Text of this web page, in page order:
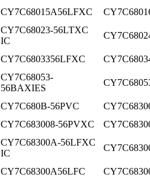
CY7C68015A56LFXC
CY7C68023-56LTXC
IC
CY7C6803356LFXC
CY7C68053-
56BAXIES
CY7C680B-56PVC
CY7C683008-56PVXC
CY7C68300A-56LFXC
IC
CY7C68300A56LFC